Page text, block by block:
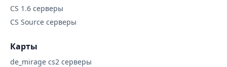
CS 1.6 серверы
CS Source серверы
Карты
de_mirage cs2 серверы